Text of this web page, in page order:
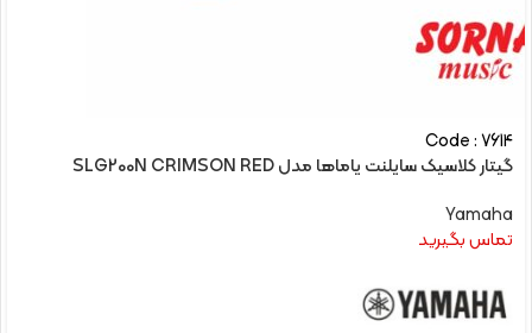
Code : 7614
گیتار کلاسیک سایلنت یاماها مدل SLG200N CRIMSON RED
Yamaha
تماس بگیرید